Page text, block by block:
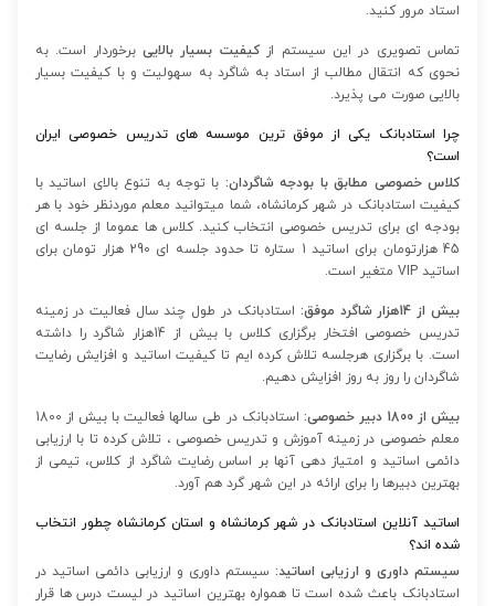
استاد مرور کنید.
تماس تصویری در این سیستم از کیفیت بسیار بالایی برخوردار است. به
نحوی که انتقال مطالب از استاد به شاگرد به سهولیت و با کیفیت بسیار
بالایی صورت می پذیرد.
چرا استادبانک یکی از موفق ترین موسسه های تدریس خصوصی ایران
است؟
کلاس خصوصی مطابق با بودجه شاگردان: با توجه به تنوع بالای اساتید با
کیفیت استادبانک در شهر کرمانشاه، شما میتوانید معلم موردنظر خود با هر
بودجه ای برای تدریس خصوصی انتخاب کنید. کلاس ها عموما از جلسه ای
45 هزارتومان برای اساتید 1 ستاره تا حدود جلسه ای 290 هزار تومان برای
اساتید VIP متغیر است.
بیش از 14هزار شاگرد موفق:
استادبانک در طول چند سال فعالیت در زمینه
تدریس خصوصی افتخار برگزاری کلاس با بیش از 14هزار شاگرد را داشته
است. با برگزاری هرجلسه تلاش کرده ایم تا کیفیت اساتید و افزایش رضایت
شاگردان را روز به روز افزایش دهیم.
بیش از 1800 دبیر خصوصی:
استادبانک در طی سالها فعالیت با بیش از 1800
معلم خصوصی در زمینه آموزش و تدریس خصوصی ، تلاش کرده تا با ارزیابی
دائمی اساتید و امتیاز دهی آنها بر اساس رضایت شاگرد از کلاس، تیمی از
بهترین دبیرها را برای ارائه در این شهر گرد هم آورد.
اساتید آنلاین استادبانک در شهر کرمانشاه و استان کرمانشاه چطور انتخاب
شده اند؟
سیستم داوری و ارزیابی اساتید: سیستم داوری و ارزیابی دائمی اساتید در
استادبانک باعث شده است تا همواره بهترین اساتید در لیست درس ها قرار